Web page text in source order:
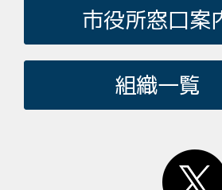
市役所窓口案
組織一覧